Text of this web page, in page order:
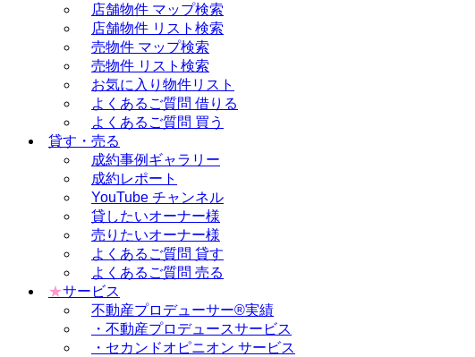
店舗物件 マップ検索
店舗物件 リスト検索
売物件 マップ検索
売物件 リスト検索
お気に入り物件リスト
よくあるご質問 借りる
よくあるご質問 買う
貸す・売る
成約事例ギャラリー
成約レポート
YouTube チャンネル
貸したいオーナー様
売りたいオーナー様
よくあるご質問 貸す
よくあるご質問 売る
★サービス
不動産プロデューサー®実績
・不動産プロデュースサービス
・セカンドオピニオン サービス